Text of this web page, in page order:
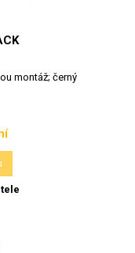
montáž; černý